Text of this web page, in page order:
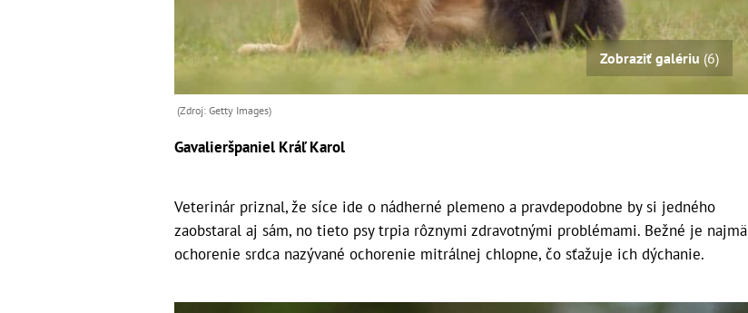
Zobraziť galériu (6)
(Zdroj: Getty Images)
Gavalieršpaniel Kráľ Karol
Veterinár priznal, že síce ide o nádherné plemeno a pravdepodobne by si jedného
zaobstaral aj sám, no tieto psy trpia rôznymi zdravotnými problémami. Bežné je najmä
ochorenie srdca nazývané ochorenie mitrálnej chlopne, čo sťažuje ich dýchanie.